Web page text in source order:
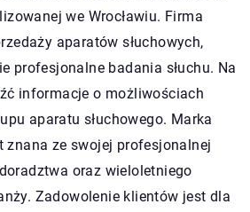
we Wrocławiu. Firma
aparatów słuchowych,
profesjonalne badania słuchu. Na
informacje o możliwościach
aparatu słuchowego. Marka
ze swojej profesjonalnej
oraz wieloletniego
Zadowolenie klientów jest dla